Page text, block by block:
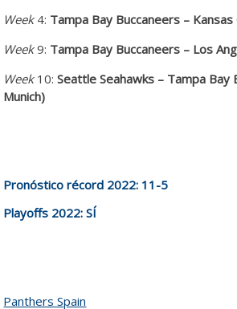
Week4: Tampa Bay Buccaneers – Kansas
Week9: Tampa Bay Buccaneers – Los
Week10:Seattle Seahawks – Tampa Bay
Munich)
Pronóstico récord 2022: 11-5
Playoffs 2022: SÍ
Panthers Spain